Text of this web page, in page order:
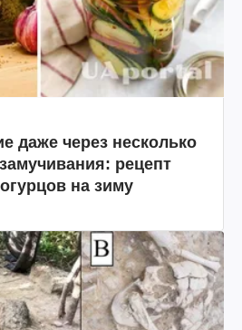
даже через несколько
рецепт
на зиму